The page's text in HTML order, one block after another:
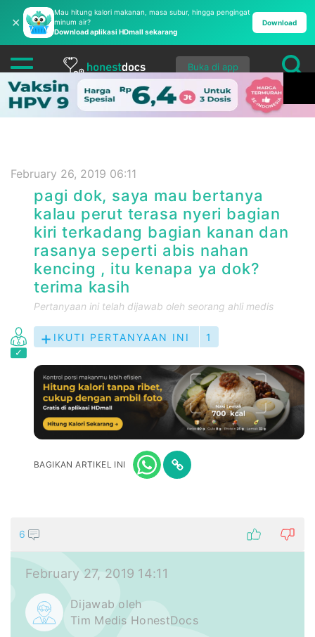
✕
Mau hitung kalori makanan, masa subur, hingga pengingat
minum air?
Download aplikasi HDmall sekarang
Download
Buka di app
February 26, 2019 06:11
pagi dok, saya mau bertanya
kalau perut terasa nyeri bagian
kiri terkadang bagian kanan dan
rasanya seperti abis nahan
kencing , itu kenapa ya dok?
terima kasih
Pertanyaan ini telah dijawab oleh seorang ahli medis
IKUTI PERTANYAAN INI 1
BAGIKAN ARTIKEL INI
6
February 27, 2019 14:11
Dijawab oleh
Tim Medis HonestDocs